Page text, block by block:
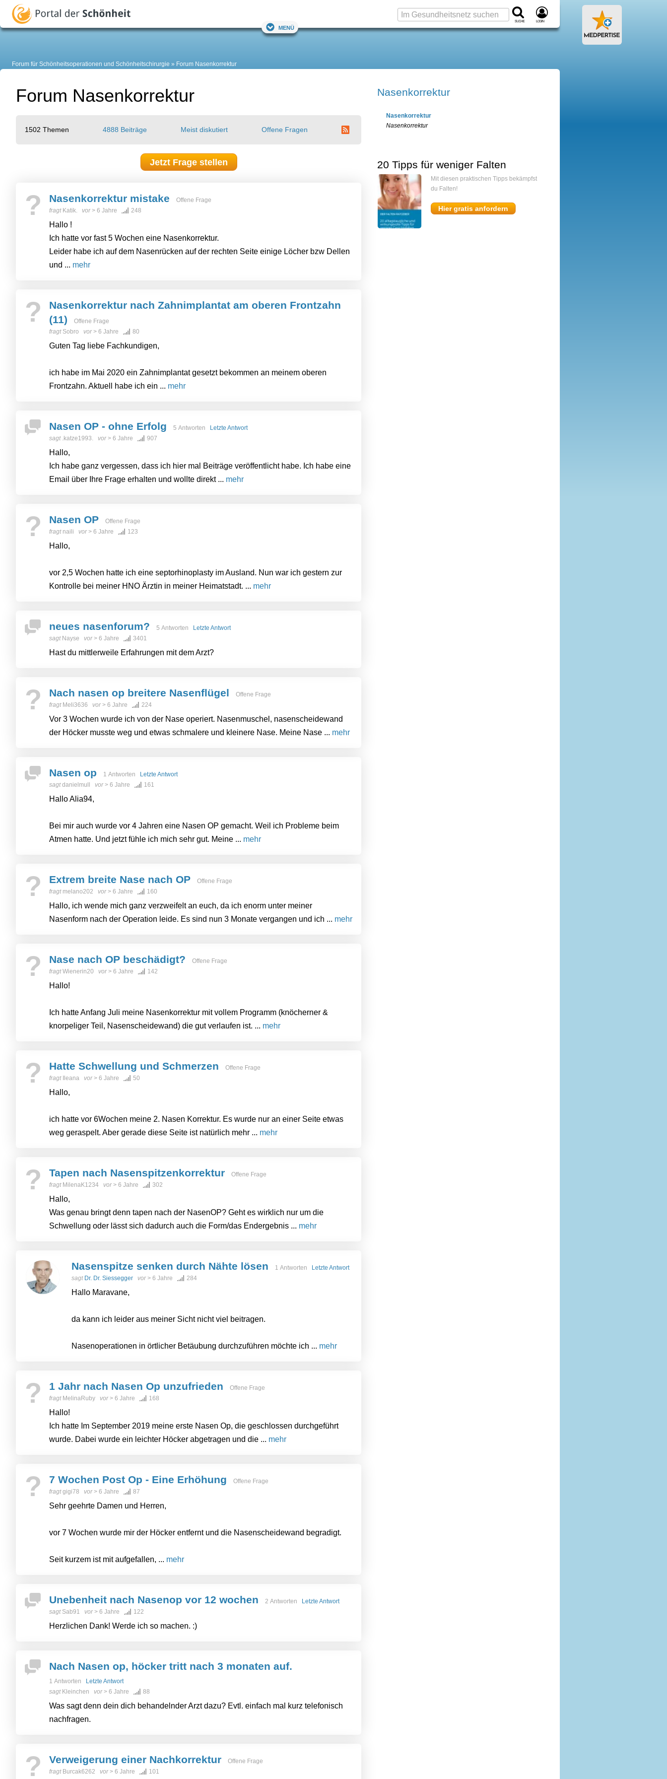
Suche Login
Menü
Forum für Schönheitsoperationen und Schönheitschirurgie Forum Nasenkorrektur
Forum Nasenkorrektur
1502 Themen 4888 Beiträge Meist diskutiert Offene Fragen
Jetzt Frage stellen
? Nasenkorrektur mistake
Offene Frage
fragt Katik. vor> 6 Jahre 248
Hallo !
Ich hatte vor fast 5 Wochen eine Nasenkorrektur.
Leider habe ich auf dem Nasenrücken auf der rechten Seite einige Löcher bzw Dellen
und ... mehr
?
Nasenkorrektur nach Zahnimplantat am oberen Frontzahn
(11)
Offene Frage
fragt Sobro vor> 6 Jahre 80
Guten Tag liebe Fachkundigen,
ich habe im Mai 2020 ein Zahnimplantat gesetzt bekommen an meinem oberen
Frontzahn. Aktuell habe ich ein ... mehr
Nasen OP - ohne Erfolg 5 Antworten
Letzte Antwort
sagt .katze1993. vor> 6 Jahre 907
Hallo,
Ich habe ganz vergessen, dass ich hier mal Beiträge veröffentlicht habe. Ich habe eine
Email über Ihre Frage erhalten und wollte direkt ... mehr
? Nasen OP
Offene Frage
fragt naili vor> 6 Jahre 123
Hallo,
vor 2,5 Wochen hatte ich eine septorhinoplasty im Ausland. Nun war ich gestern zur
Kontrolle bei meiner HNO Ärztin in meiner Heimatstadt. ... mehr
neues nasenforum? 5 Antworten
Letzte Antwort
sagt Nayse vor> 6 Jahre 3401
Hast du mittlerweile Erfahrungen mit dem Arzt?
? Nach nasen op breitere Nasenflügel
Offene Frage
fragt Meli3636 vor> 6 Jahre 224
Vor 3 Wochen wurde ich von der Nase operiert. Nasenmuschel, nasenscheidewand
der Höcker musste weg und etwas schmalere und kleinere Nase. Meine Nase ... mehr
Nasen op 1 Antworten
Letzte Antwort
sagtdanielmull vor> 6 Jahre 161
Hallo Alia94,
Bei mir auch wurde vor 4 Jahren eine Nasen OP gemacht. Weil ich Probleme beim
Atmen hatte. Und jetzt fühle ich mich sehr gut. Meine ... mehr
? Extrem breite Nase nach OP
Offene Frage
fragt melano202 vor> 6 Jahre 160
Hallo, ich wende mich ganz verzweifelt an euch, da ich enorm unter meiner
Nasenform nach der Operation leide. Es sind nun 3 Monate vergangen und ich ... mehr
? Nase nach OP beschädigt?
Offene Frage
fragtWienerin20 vor> 6 Jahre 142
Hallo!
Ich hatte Anfang Juli meine Nasenkorrektur mit vollem Programm (knöcherner &
knorpeliger Teil, Nasenscheidewand) die gut verlaufen ist. ... mehr
? Hatte Schwellung und Schmerzen
Offene Frage
fragt Ileana vor> 6 Jahre 50
Hallo,
ich hatte vor 6Wochen meine 2. Nasen Korrektur. Es wurde nur an einer Seite etwas
weg geraspelt. Aber gerade diese Seite ist natürlich mehr ... mehr
? Tapen nach Nasenspitzenkorrektur
Offene Frage
fragt MilenaK1234 vor> 6 Jahre 302
Hallo,
Was genau bringt denn tapen nach der NasenOP? Geht es wirklich nur um die
Schwellung oder lässt sich dadurch auch die Form/das Endergebnis ... mehr
Nasenspitze senken durch Nähte lösen 1 Antworten
Letzte Antwort
sagt Dr. Dr. Siessegger vor> 6 Jahre 284
Hallo Maravane,
da kann ich leider aus meiner Sicht nicht viel beitragen.
Nasenoperationen in örtlicher Betäubung durchzuführen möchte ich ... mehr
? 1 Jahr nach Nasen Op unzufrieden
Offene Frage
fragt MelinaRuby vor> 6 Jahre 168
Hallo!
Ich hatte Im September 2019 meine erste Nasen Op, die geschlossen durchgeführt
wurde. Dabei wurde ein leichter Höcker abgetragen und die ... mehr
? 7 Wochen Post Op - Eine Erhöhung
Offene Frage
fragtgigi78 vor> 6 Jahre 87
Sehr geehrte Damen und Herren,
vor 7 Wochen wurde mir der Höcker entfernt und die Nasenscheidewand begradigt.
Seit kurzem ist mit aufgefallen, ... mehr
Unebenheit nach Nasenop vor 12 wochen 2 Antworten
Letzte Antwort
sagt Sab91 vor> 6 Jahre 122
Herzlichen Dank! Werde ich so machen. :)
Nach Nasen op, höcker tritt nach 3 monaten auf.
1 Antworten
Letzte Antwort
sagt Kleinchen vor> 6 Jahre 88
Was sagt denn dein dich behandelnder Arzt dazu? Evtl. einfach mal kurz telefonisch
nachfragen.
? Verweigerung einer Nachkorrektur
Offene Frage
fragt Burcak6262 vor> 6 Jahre 101
Nasenkorrektur
Nasenkorrektur
Nasenkorrektur
20 Tipps für weniger Falten
Mit diesen praktischen Tipps bekämpfst
du Falten!
Hier gratis anfordern